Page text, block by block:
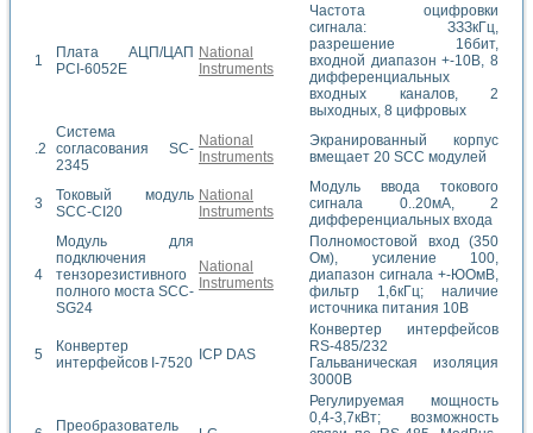
1
Плата АЦП/ЦАП
PCI-6052E
National
Instruments
Частота оцифровки
сигнала: ЗЗЗкГц,
разрешение 16бит,
входной диапазон +-10В, 8
дифференциальных
входных каналов, 2
выходных, 8 цифровых
.2
Система
согласования SC-
2345
National
Instruments
Экранированный корпус
вмещает 20 SCC модулей
3
Токовый модуль
SCC-CI20
National
Instruments
Модуль ввода токового
сигнала 0..20мА, 2
дифференциальных входа
4
Модуль для
подключения
тензорезистивного
полного моста SCC-
SG24
National
Instruments
Полномостовой вход (350
Ом), усиление 100,
диапазон сигнала +-ЮОмВ,
фильтр 1,6кГц; наличие
источника питания 10В
5
Конвертер
интерфейсов I-7520 ICP DAS
Конвертер интерфейсов
RS-485/232
Гальваническая изоляция
3000В
Преобразователь
Регулируемая мощность
0,4-3,7кВт; возможность